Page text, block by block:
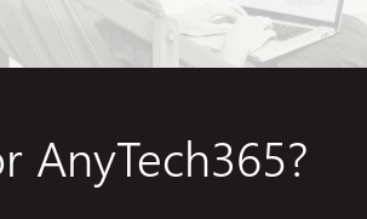
AnyTech365?